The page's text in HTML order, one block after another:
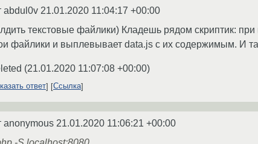
abdul0v 21.01.2020 11:04:17 +00:00
текстовые файлики) Кладешь рядом скриптик:
файлики и выплевывает data.js с их содержимым. И
(21.01.2020 11:07:08 +00:00)
ответ Ссылка
anonymous 21.01.2020 11:06:21 +00:00